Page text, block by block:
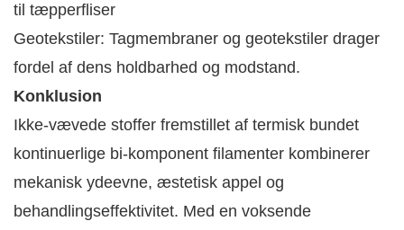
til tæpperfliser
Geotekstiler: Tagmembraner og geotekstiler drager
fordel af dens holdbarhed og modstand.
Konklusion
Ikke-vævede stoffer fremstillet af termisk bundet
kontinuerlige bi-komponent filamenter kombinerer
mekanisk ydeevne, æstetisk appel og
behandlingseffektivitet. Med en voksende